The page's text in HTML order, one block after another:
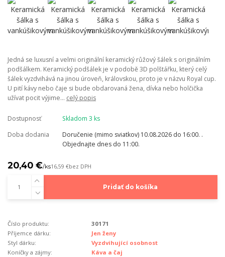
Jedná se luxusní a velmi originální keramický růžový šálek s originálním
podšálkem. Keramický podšálek je v podobě 3D polštářku, který celý
šálek vyzdvihává na jinou úroveň, královskou, proto je v názvu Royal cup.
U pití kávy nebo čaje si bude obdarovaná žena, dívka nebo holčička
užívat pocit výjime... celý popis
Dostupnosť
Skladom 3 ks
Doba dodania
Doručenie (mimo sviatkov) 10.08.2026 do 16:00. .
Objednajte dnes do 11:00.
20,40 €/ks16,59 €bez DPH
Pridať do košíka
Číslo produktu:
30171
Příjemce dárku:
Jen ženy
Styl dárku:
Vyzdvihující osobnost
Koníčky a zájmy:
Káva a čaj